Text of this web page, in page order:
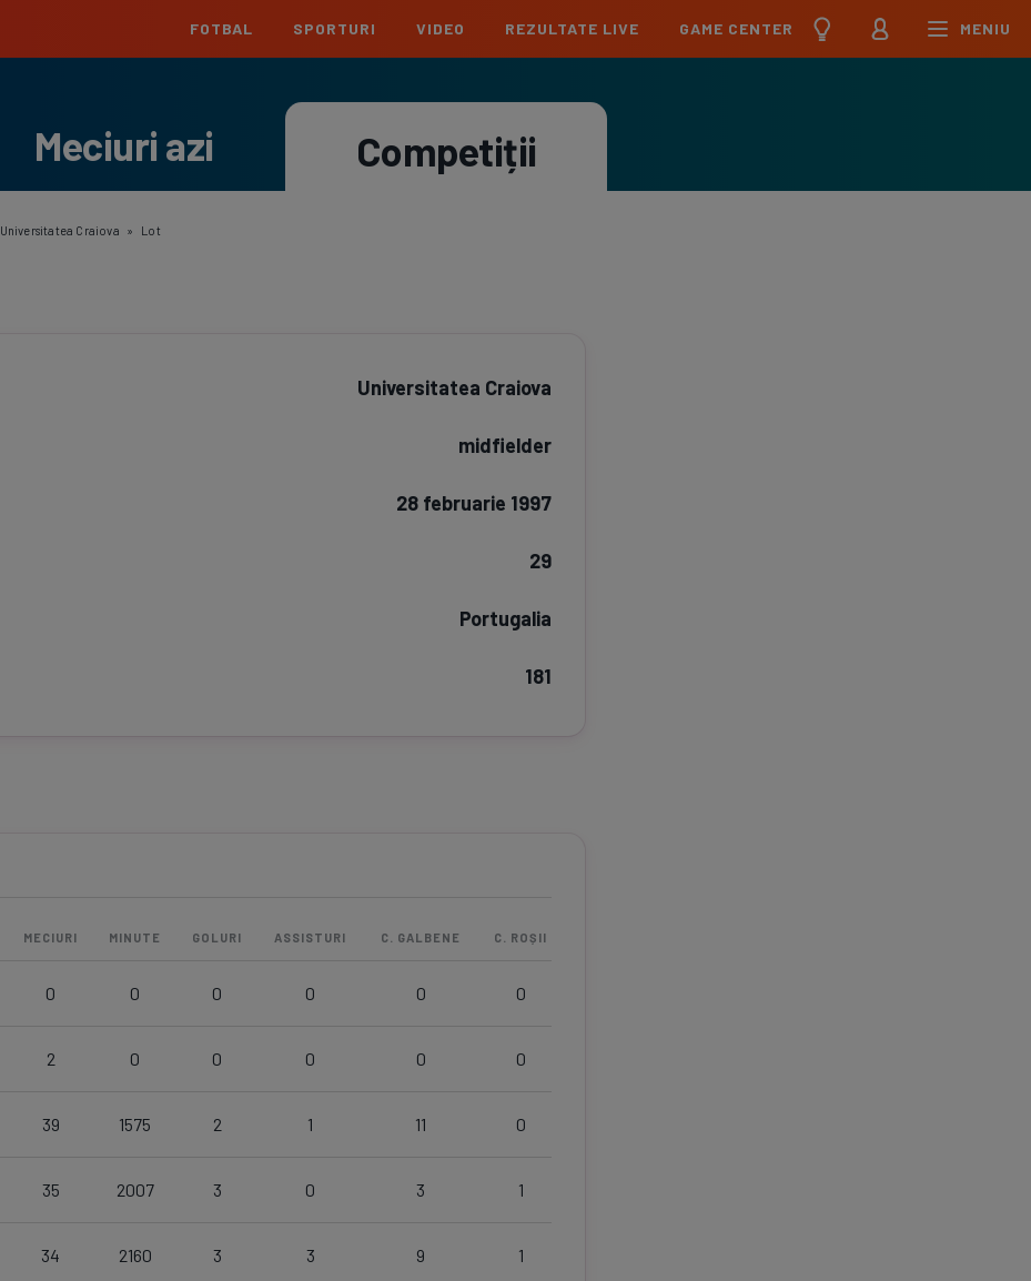
FOTBAL
Clasament
Liga 2
Echipe
Europa League
Premier League
U21
Pariuri sportive
SPORTURI VIDEO REZULTATE LIVE GAME CENTER MENIU
Meciuri azi Competiții
Universitatea Craiova » Lot
Universitatea Craiova
midfielder
28 februarie 1997
29
Portugalia
181
MECIURI MINUTE GOLURI ASSISTURI C. GALBENE C. ROȘII
0 0 0 0 0 0
2 0 0 0 0 0
39 1575 2 1 11 0
35 2007 3 0 3 1
34 2160 3 3 9 1